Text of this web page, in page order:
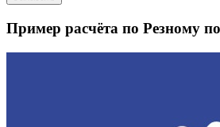
Пример расчёта по Резному